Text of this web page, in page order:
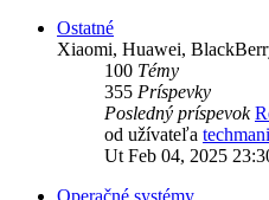
Ostatné
Xiaomi, Huawei,
100 Témy
355 Príspevky
Posledný príspevok
od užívateľa
Ut Feb 04, 2025